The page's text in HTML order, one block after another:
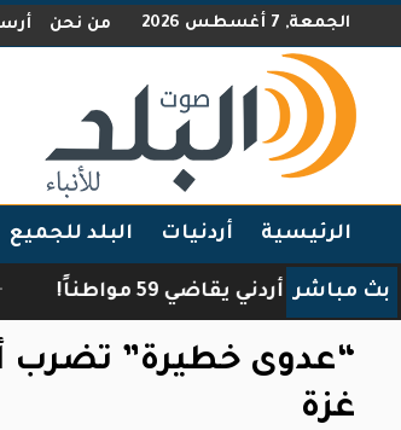
الجمعة, 7 أغسطس 2026 من نحن
الرئيسية أردنيات البلد للجميع
بث مباشر
أردني يقاضي 59 مواطناً!
“عدوى خطيرة” تضرب
غزة